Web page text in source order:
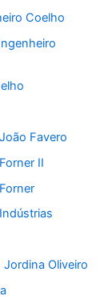
Coelho
Favero
II
Oliveiro